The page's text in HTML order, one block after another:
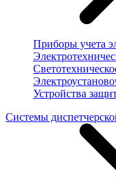
Приборы учета
Устройства
Системы